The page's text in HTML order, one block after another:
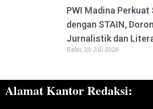
PWI Madina Perkuat
dengan STAIN,
Jurnalistik dan
Rabu, 29 Juli 2026
Alamat Kantor Redaksi: